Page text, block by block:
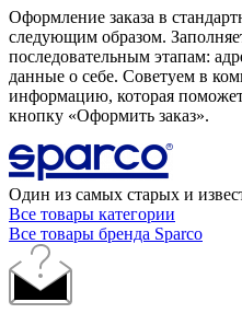
Оформление заказа в
следующим образом.
последовательным этапам:
данные о себе. Советуем в
информацию, которая
кнопку «Оформить заказ».
Один из самых старых и
Все товары категории
Все товары бренда Sparco